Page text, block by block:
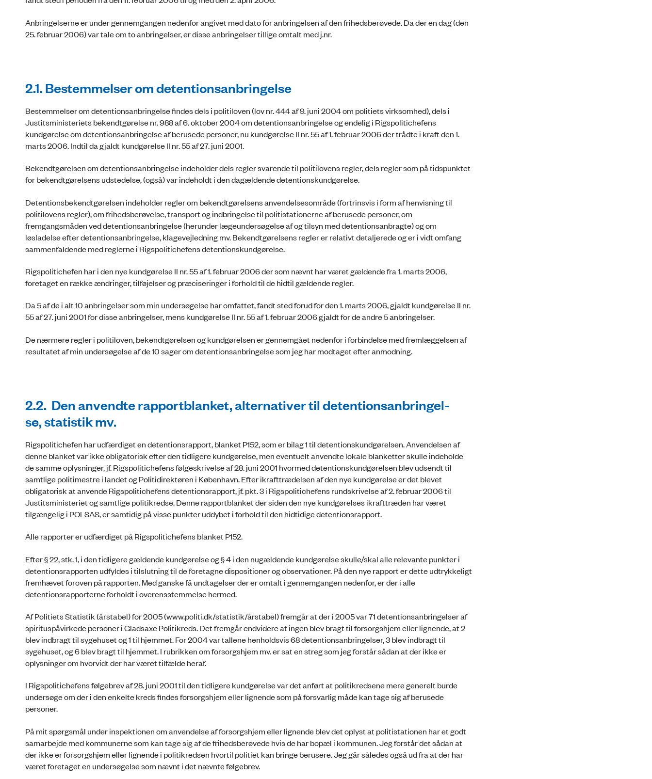
Anbringelserne er under gennemgangen nedenfor angivet med dato for anbringelsen af den frihedsberøvede. Da der en dag (den
25. februar 2006) var tale om to anbringelser, er disse anbringelser tillige omtalt med j.nr.
2.1. Bestemmelser om detentionsanbringelse
Bestemmelser om detentionsanbringelse findes dels i politiloven (lov nr. 444 af 9. juni 2004 om politiets virksomhed), dels i
Justitsministeriets bekendtgørelse nr. 988 af 6. oktober 2004 om detentionsanbringelse og endelig i Rigspolitichefens
kundgørelse om detentionsanbringelse af berusede personer, nu kundgørelse II nr. 55 af 1. februar 2006 der trådte i kraft den 1.
marts 2006. Indtil da gjaldt kundgørelse II nr. 55 af 27. juni 2001.
Bekendtgørelsen om detentionsanbringelse indeholder dels regler svarende til politilovens regler, dels regler som på tidspunktet
for bekendtgørelsens udstedelse, (også) var indeholdt i den dagældende detentionskundgørelse.
Detentionsbekendtgørelsen indeholder regler om bekendtgørelsens anvendelsesområde (fortrinsvis i form af henvisning til
politilovens regler), om frihedsberøvelse, transport og indbringelse til politistationerne af berusede personer, om
fremgangsmåden ved detentionsanbringelse (herunder lægeundersøgelse af og tilsyn med detentionsanbragte) og om
løsladelse efter detentionsanbringelse, klagevejledning mv. Bekendtgørelsens regler er relativt detaljerede og er i vidt omfang
sammenfaldende med reglerne i Rigspolitichefens detentionskundgørelse.
Rigspolitichefen har i den nye kundgørelse II nr. 55 af 1. februar 2006 der som nævnt har været gældende fra 1. marts 2006,
foretaget en række ændringer, tilføjelser og præciseringer i forhold til de hidtil gældende regler.
Da 5 af de i alt 10 anbringelser som min undersøgelse har omfattet, fandt sted forud for den 1. marts 2006, gjaldt kundgørelse II nr.
55 af 27. juni 2001 for disse anbringelser, mens kundgørelse II nr. 55 af 1. februar 2006 gjaldt for de andre 5 anbringelser.
De nærmere regler i politiloven, bekendtgørelsen og kundgørelsen er gennemgået nedenfor i forbindelse med fremlæggelsen af
resultatet af min undersøgelse af de 10 sager om detentionsanbringelse som jeg har modtaget efter anmodning.
2.2. Den anvendte rapportblanket, alternativer til detentionsanbringel-
se, statistik mv.
Rigspolitichefen har udfærdiget en detentionsrapport, blanket P152, som er bilag 1 til detentionskundgørelsen. Anvendelsen af
denne blanket var ikke obligatorisk efter den tidligere kundgørelse, men eventuelt anvendte lokale blanketter skulle indeholde
de samme oplysninger, jf. Rigspolitichefens følgeskrivelse af 28. juni 2001 hvormed detentionskundgørelsen blev udsendt til
samtlige politimestre i landet og Politidirektøren i København. Efter ikrafttrædelsen af den nye kundgørelse er det blevet
obligatorisk at anvende Rigspolitichefens detentionsrapport, jf. pkt. 3 i Rigspolitichefens rundskrivelse af 2. februar 2006 til
Justitsministeriet og samtlige politikredse. Denne rapportblanket der siden den nye kundgørelses ikrafttræden har været
tilgængelig i POLSAS, er samtidig på visse punkter uddybet i forhold til den hidtidige detentionsrapport.
Alle rapporter er udfærdiget på Rigspolitichefens blanket P152.
Efter § 22, stk. 1, i den tidligere gældende kundgørelse og § 4 i den nugældende kundgørelse skulle/skal alle relevante punkter i
detentionsrapporten udfyldes i tilslutning til de foretagne dispositioner og observationer. På den nye rapport er dette udtrykkeligt
fremhævet foroven på rapporten. Med ganske få undtagelser der er omtalt i gennemgangen nedenfor, er der i alle
detentionsrapporterne forholdt i overensstemmelse hermed.
Af Politiets Statistik (årstabel) for 2005 (www.politi.dk/statistik/årstabel) fremgår at der i 2005 var 71 detentionsanbringelser af
spirituspåvirkede personer i Gladsaxe Politikreds. Det fremgår endvidere at ingen blev bragt til forsorgshjem eller lignende, at 2
blev indbragt til sygehuset og 1 til hjemmet. For 2004 var tallene henholdsvis 68 detentionsanbringelser, 3 blev indbragt til
sygehuset, og 6 blev bragt til hjemmet. I rubrikken om forsorgshjem mv. er sat en streg som jeg forstår sådan at der ikke er
oplysninger om hvorvidt der har været tilfælde heraf.
I Rigspolitichefens følgebrev af 28. juni 2001 til den tidligere kundgørelse var det anført at politikredsene mere generelt burde
undersøge om der i den enkelte kreds findes forsorgshjem eller lignende som på forsvarlig måde kan tage sig af berusede
personer.
På mit spørgsmål under inspektionen om anvendelse af forsorgshjem eller lignende blev det oplyst at politistationen har et godt
samarbejde med kommunerne som kan tage sig af de frihedsberøvede hvis de har bopæl i kommunen. Jeg forstår det sådan at
der ikke er forsorgshjem eller lignende i politikredsen hvortil politiet kan bringe berusere. Jeg går således også ud fra at der har
været foretaget en undersøgelse som nævnt i det nævnte følgebrev.